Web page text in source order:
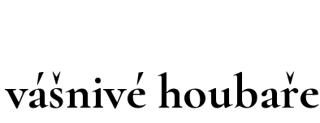
houbaře